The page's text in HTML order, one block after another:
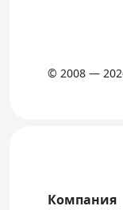
© 2008 —
Компания